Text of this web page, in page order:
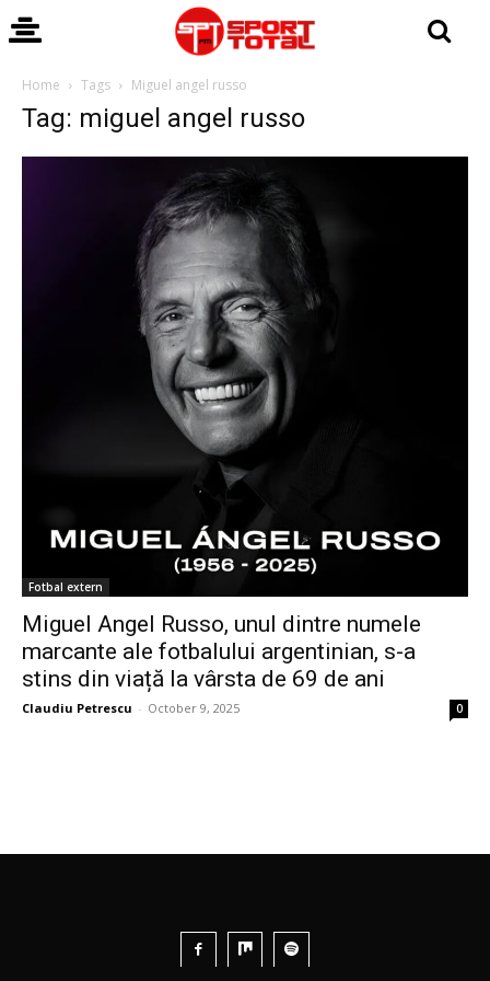
Home Tags Miguel angel russo
Tag: miguel angel russo
Fotbal extern
Miguel Angel Russo, unul dintre numele
marcante ale fotbalului argentinian, s-a
stins din viață la vârsta de 69 de ani
Claudiu Petrescu - October 9, 2025 0